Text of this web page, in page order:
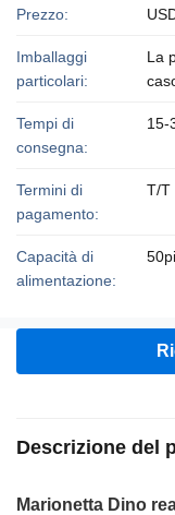
Prezzo:
Imballaggi
particolari:
La
Tempi di
consegna:
15-
Termini di
pagamento:
T/T
Capacità di
alimentazione:
Descrizione del
Marionetta Dino